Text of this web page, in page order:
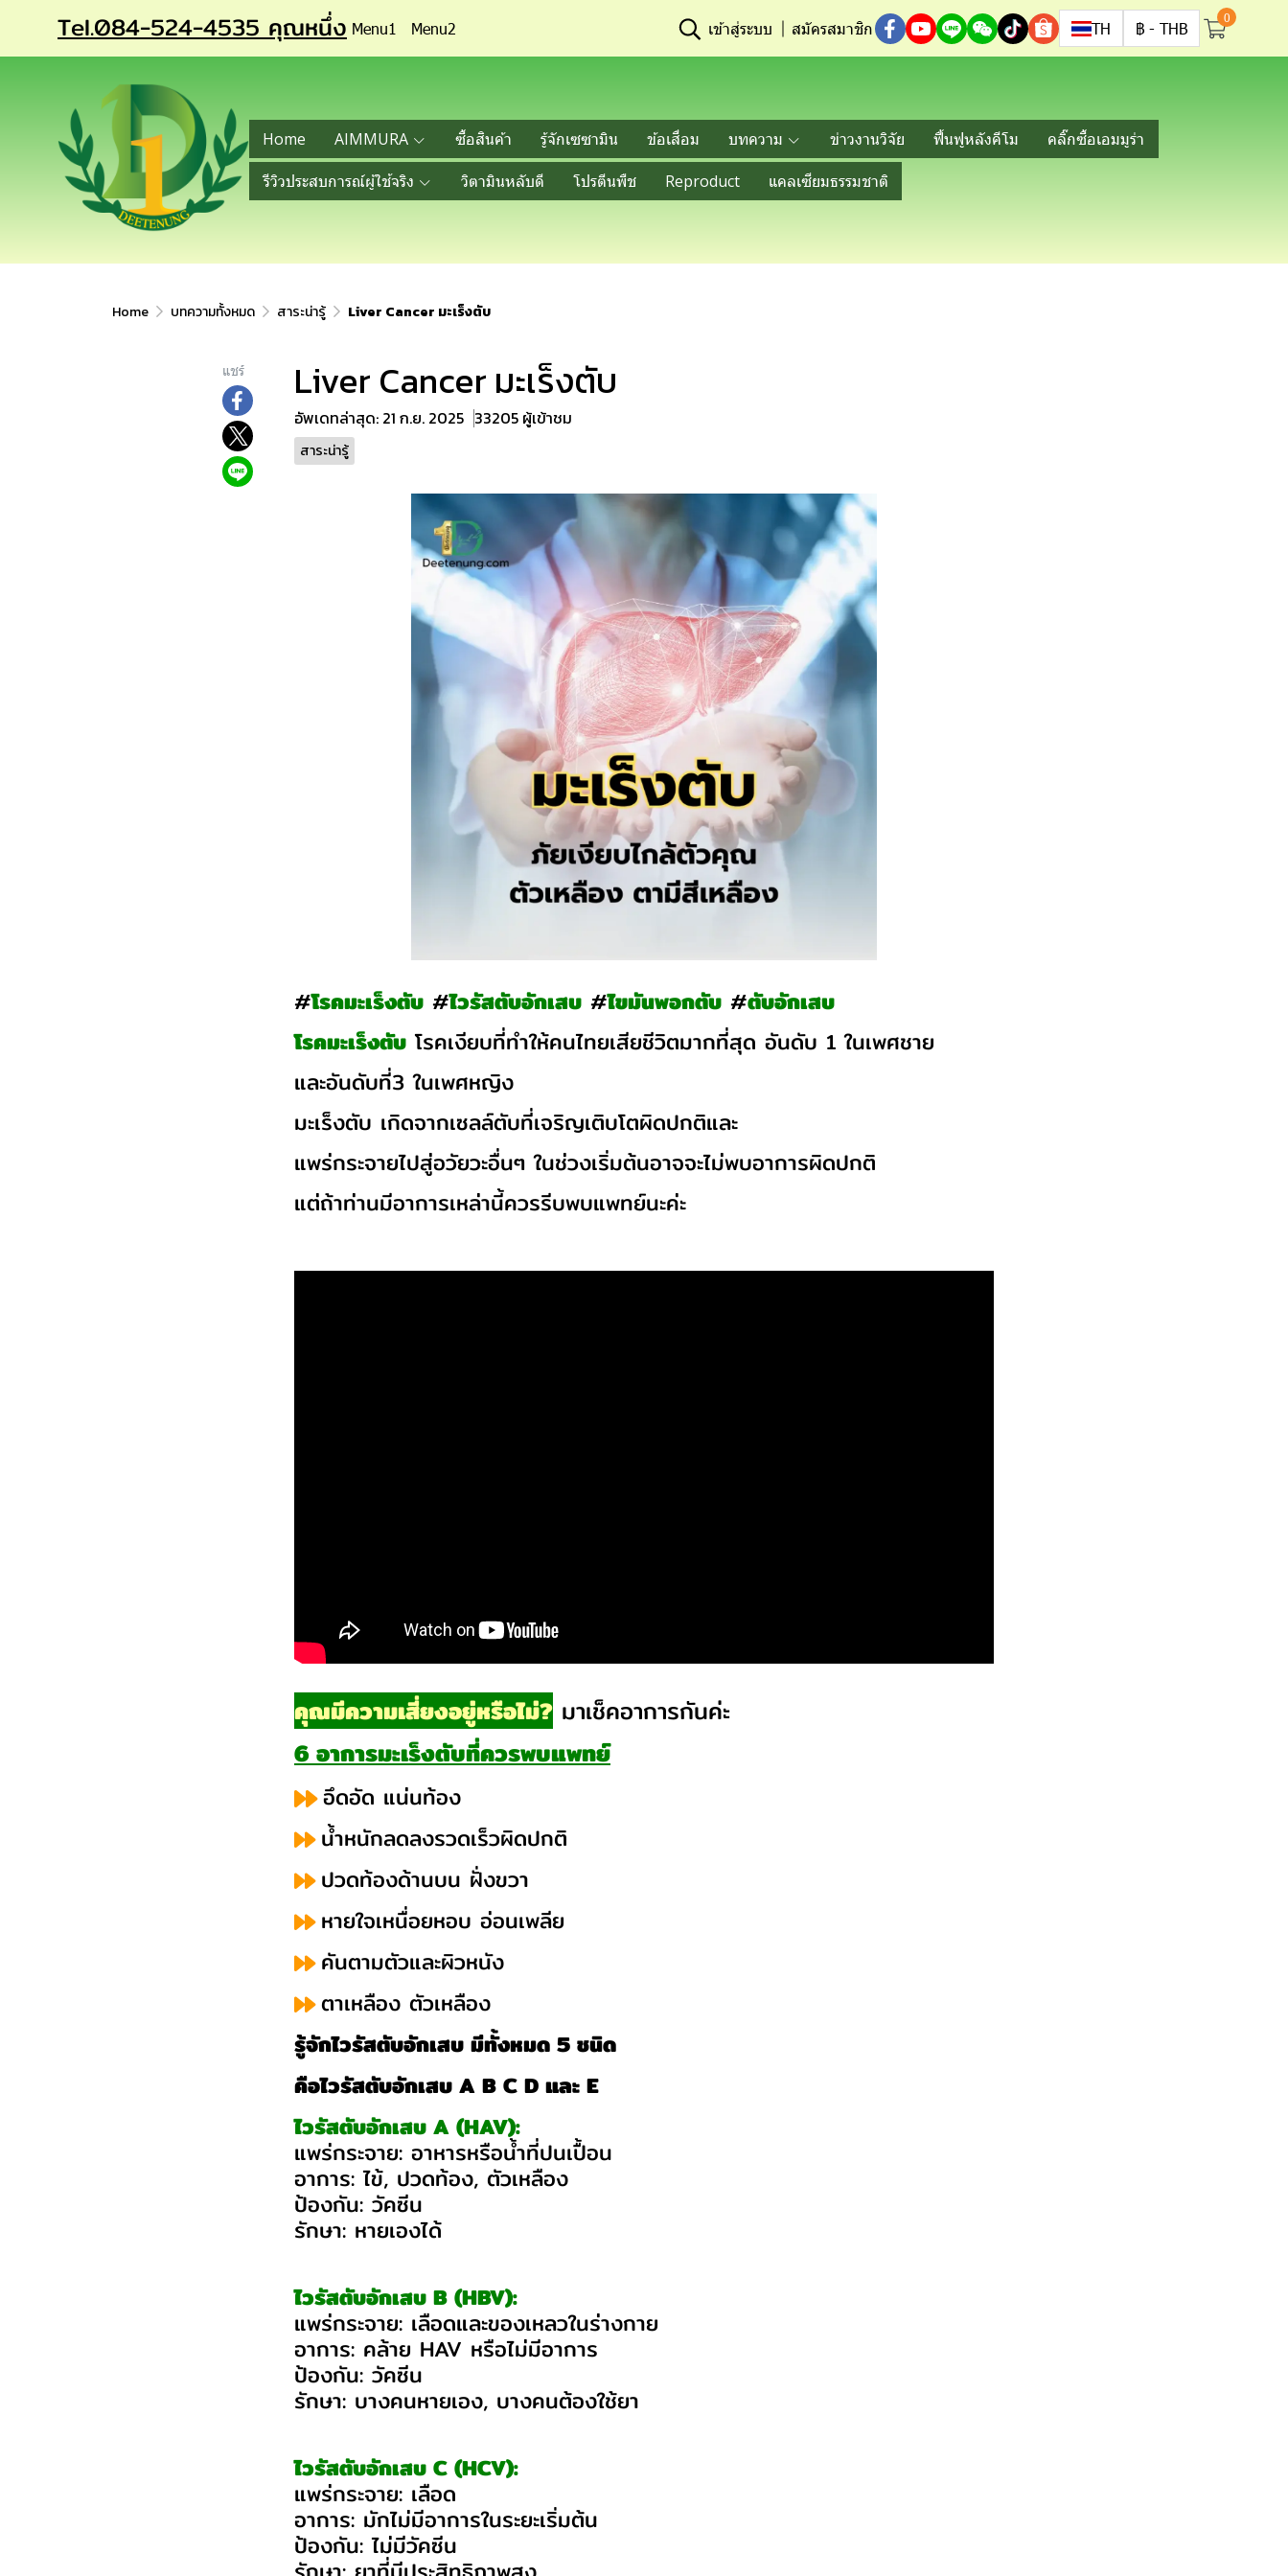
Tel.084-524-4535 คุณหนึ่ง Menu1 Menu2 เข้าสู่ระบบ สมัครสมาชิก TH ฿ - THB
0
Home AIMMURA ซื้อสินค้า รู้จักเซซามิน ข้อเสื่อม บทความ ข่าวงานวิจัย ฟื้นฟูหลังคีโม
คลิ๊กซื้อเอมมูร่า
รีวิวประสบการณ์ผู้ใช้จริง
วิตามินหลับดี โปรตีนพืช Reproduct แคลเซียมธรรมชาติ
Home บทความทั้งหมด สาระน่ารู้ Liver Cancer มะเร็งตับ
แชร์ Liver Cancer มะเร็งตับ
อัพเดทล่าสุด: 21 ก.ย. 2025 33205 ผู้เข้าชม
สาระน่ารู้
#โรคมะเร็งตับ #ไวรัสตับอักเสบ #ไขมันพอกตับ #ตับอักเสบ
โรคมะเร็งตับ โรคเงียบที่ทำให้คนไทยเสียชีวิตมากที่สุด อันดับ 1 ในเพศชาย
และอันดับที่3 ในเพศหญิง
มะเร็งตับ เกิดจากเซลล์ตับที่เจริญเติบโตผิดปกติและ
แพร่กระจายไปสู่อวัยวะอื่นๆในช่วงเริ่มต้นอาจจะไม่พบอาการผิดปกติ
แต่ถ้าท่านมีอาการเหล่านี้ควรรีบพบแพทย์นะค่ะ
คุณมีความเสี่ยงอยู่หรือไม่? มาเช็คอาการกันค่ะ
6 อาการมะเร็งตับที่ควรพบแพทย์
อึดอัด แน่นท้อง
น้ำหนักลดลงรวดเร็วผิดปกติ
ปวดท้องด้านบน ฝั่งขวา
หายใจเหนื่อยหอบ อ่อนเพลีย
คันตามตัวและผิวหนัง
ตาเหลือง ตัวเหลือง
รู้จักไวรัสตับอักเสบ มีทั้งหมด 5 ชนิด
คือไวรัสตับอักเสบ A B C D และ E
ไวรัสตับอักเสบ A (HAV):
แพร่กระจาย: อาหารหรือน้ำที่ปนเปื้อน
อาการ: ไข้, ปวดท้อง, ตัวเหลือง
ป้องกัน: วัคซีน
รักษา: หายเองได้
ไวรัสตับอักเสบ B (HBV):
แพร่กระจาย: เลือดและของเหลวในร่างกาย
อาการ: คล้าย HAV หรือไม่มีอาการ
ป้องกัน: วัคซีน
รักษา: บางคนหายเอง, บางคนต้องใช้ยา
ไวรัสตับอักเสบ C (HCV):
แพร่กระจาย: เลือด
อาการ: มักไม่มีอาการในระยะเริ่มต้น
ป้องกัน: ไม่มีวัคซีน